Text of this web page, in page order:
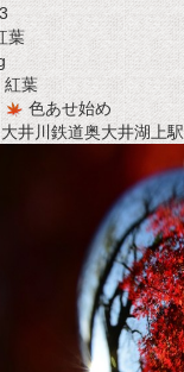
3
葉
紅葉
色あせ始め
井川鉄道奥大井湖上駅